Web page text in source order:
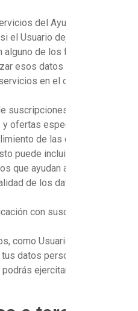
del Ayuntamiento de
el Usuario deja su
de los formularios de
esos datos para enviarle
en el caso de que
suscripciones, enviar
ofertas especiales.
de las condiciones de
puede incluir desarrollo de
que ayudan a esta web a
de los datos personales
con suscriptores y
como Usuario tendrás
datos personales y sobre
ejercitarlos en